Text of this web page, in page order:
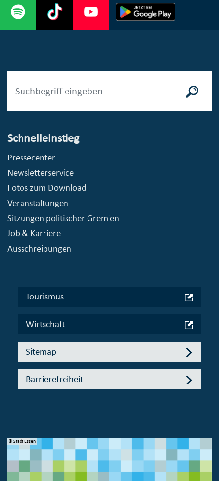
Schnelleinstieg
Pressecenter
Newsletterservice
Fotos zum Download
Veranstaltungen
Sitzungen politischer Gremien
Job & Karriere
Ausschreibungen
Tourismus
Wirtschaft
Sitemap
Barrierefreiheit
© Stadt Essen